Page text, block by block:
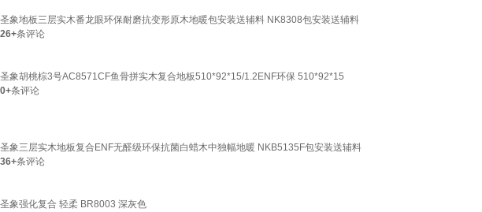
圣象地板三层实木番龙眼环保耐磨抗变形原木地暖包安装送辅料 NK8308包安装送辅料
26+条评论
圣象胡桃棕3号AC8571CF鱼骨拼实木复合地板510*92*15/1.2ENF环保 510*92*15
0+条评论
圣象三层实木地板复合ENF无醛级环保抗菌白蜡木中独幅地暖 NKB5135F包安装送辅料
36+条评论
圣象强化复合 轻柔 BR8003 深灰色